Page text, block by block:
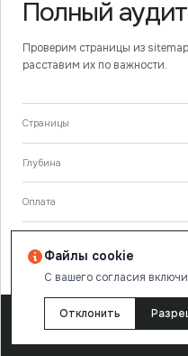
Полный
Проверим страницы из
расставим их по важности.
Страницы
Глубина
Оплата
Проверить весь сайт за49₽
Файлы cookie
С вашего согласия
Отклонить